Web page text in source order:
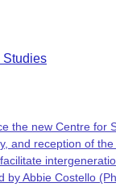
Studies
the new Centre for
and reception of
Abbie Costello